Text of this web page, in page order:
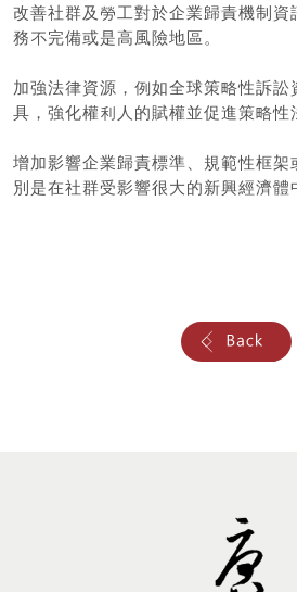
改善社群及勞工對於企業歸責機制資
務不完備或是高風險地區。
加強法律資源，例如全球策略性訴訟
具，強化權利人的賦權並促進策略性
增加影響企業歸責標準、規範性框架
別是在社群受影響很大的新興經濟體